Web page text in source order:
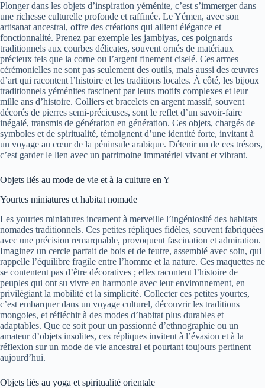
Plonger dans les objets d’inspiration yéménite, c’est s’immerger dans
une richesse culturelle profonde et raffinée. Le Yémen, avec son
artisanat ancestral, offre des créations qui allient élégance et
fonctionnalité. Prenez par exemple les jambiyas, ces poignards
traditionnels aux courbes délicates, souvent ornés de matériaux
précieux tels que la corne ou l’argent finement ciselé. Ces armes
cérémonielles ne sont pas seulement des outils, mais aussi des œuvres
d’art qui racontent l’histoire et les traditions locales. À côté, les bijoux
traditionnels yéménites fascinent par leurs motifs complexes et leur
mille ans d’histoire. Colliers et bracelets en argent massif, souvent
décorés de pierres semi-précieuses, sont le reflet d’un savoir-faire
inégalé, transmis de génération en génération. Ces objets, chargés de
symboles et de spiritualité, témoignent d’une identité forte, invitant à
un voyage au cœur de la péninsule arabique. Détenir un de ces trésors,
c’est garder le lien avec un patrimoine immatériel vivant et vibrant.
Objets liés au mode de vie et à la culture en Y
Yourtes miniatures et habitat nomade
Les yourtes miniatures incarnent à merveille l’ingéniosité des habitats
nomades traditionnels. Ces petites répliques fidèles, souvent fabriquées
avec une précision remarquable, provoquent fascination et admiration.
Imaginez un cercle parfait de bois et de feutre, assemblé avec soin, qui
rappelle l’équilibre fragile entre l’homme et la nature. Ces maquettes ne
se contentent pas d’être décoratives ; elles racontent l’histoire de
peuples qui ont su vivre en harmonie avec leur environnement, en
privilégiant la mobilité et la simplicité. Collecter ces petites yourtes,
c’est embarquer dans un voyage culturel, découvrir les traditions
mongoles, et réfléchir à des modes d’habitat plus durables et
adaptables. Que ce soit pour un passionné d’ethnographie ou un
amateur d’objets insolites, ces répliques invitent à l’évasion et à la
réflexion sur un mode de vie ancestral et pourtant toujours pertinent
aujourd’hui.
Objets liés au yoga et spiritualité orientale